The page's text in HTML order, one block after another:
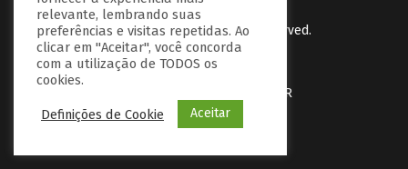
PredialBR© Copryright 2023 | All Right Reserved.
Desenvolvido porBGrow Tecnologia
Fale com a PredialBR
relevante, lembrando suas
preferências e visitas repetidas. Ao
clicar em "Aceitar", você concorda
com a utilização de TODOS os
cookies.
Definições de Cookie Aceitar